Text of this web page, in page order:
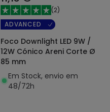
(2)
ADVANCED
Foco Downlight LED 9W /
12W Cónico Areni Corte Ø
85 mm
Em Stock, envio em
48/72h